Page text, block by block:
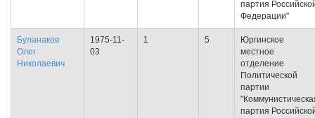
партия
Федерации"
Буланаков
Олег
Николаевич
1975-11-
03
1 5
Юргинское
местное
отделение
Политической
партии
партия